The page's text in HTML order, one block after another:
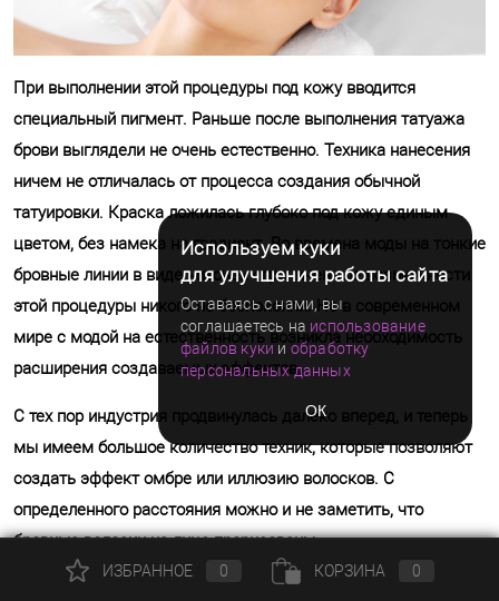
При выполнении этой процедуры под кожу вводится
специальный пигмент. Раньше после выполнения татуажа
брови выглядели не очень естественно. Техника нанесения
ничем не отличалась от процесса создания обычной
татуировки. Краска ложилась глубоко под кожу единым
цветом, без намека на градиент. Во времена моды на тонкие
бровные линии в виде ниточек ограниченные возможности
этой процедуры никого не беспокоили. Но в современном
мире с модой на естественность возникла необходимость
расширения создаваемых эффектов.
С тех пор индустрия продвинулась далеко вперед, и теперь
мы имеем большое количество техник, которые позволяют
создать эффект омбре или иллюзию волосков. С
определенного расстояния можно и не заметить, что
бровные волоски на лице прорисованы.
В 2022 году есть возможность выбрать одну из следующих
Используем куки
для улучшения работы сайта
Оставаясь с нами, вы
соглашаетесь на использование
файлов кукии обработку
персональных данных
ОК
ИЗБРАННОЕ 0 КОРЗИНА 0